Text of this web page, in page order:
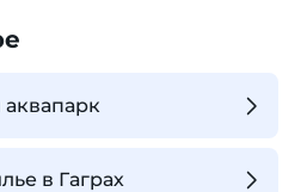
аквапарк
в Гаграх